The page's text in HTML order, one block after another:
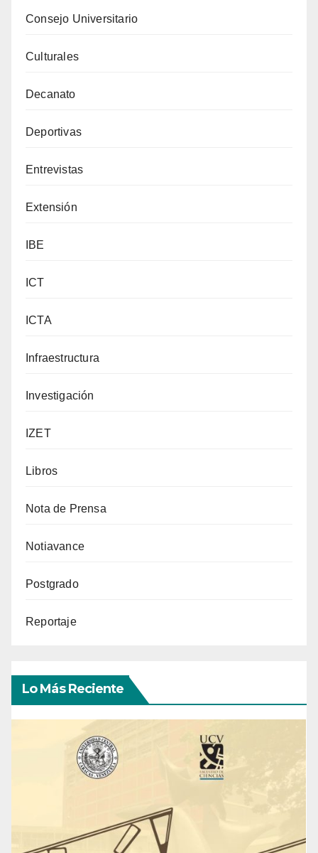
Consejo Universitario
Culturales
Decanato
Deportivas
Entrevistas
Extensión
IBE
ICT
ICTA
Infraestructura
Investigación
IZET
Libros
Nota de Prensa
Notiavance
Postgrado
Reportaje
Lo Más Reciente